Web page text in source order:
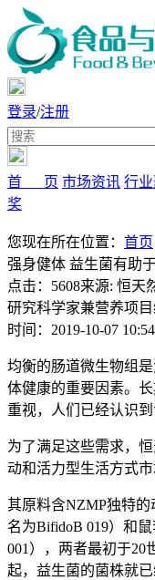
登录/注册
首 页 市场资讯 行
奖
您现在所在位置： 首页
强身健体 益生菌有助
点击：5608来源: 恒天
研究科学家兼营养项
时间：2019-10-07
均衡的肠道微生物组
体健康的重要因素。
重视，人们已经认识
为了满足这些需求，
动和活力型生活方式
其原料含NZMP独特
名为BifidoB 019）和
001），两者最初于20
起，益生菌的菌株就